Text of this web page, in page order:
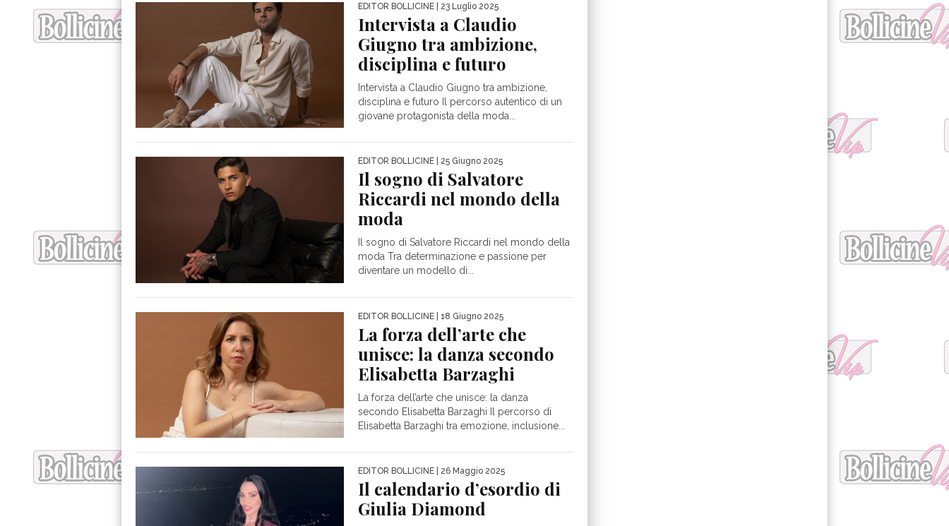
EDITOR BOLLICINE | 23 Luglio 2025
Intervista a Claudio
Giugno tra ambizione,
disciplina e futuro
Intervista a Claudio Giugno tra ambizione,
disciplina e futuro Il percorso autentico di un
giovane protagonista della moda...
EDITOR BOLLICINE | 25 Giugno 2025
Il sogno di Salvatore
Riccardi nel mondo della
moda
Il sogno di Salvatore Riccardi nel mondo della
moda Tra determinazione e passione per
diventare un modello di...
EDITOR BOLLICINE | 18 Giugno 2025
La forza dell’arte che
unisce: la danza secondo
Elisabetta Barzaghi
La forza dell’arte che unisce: la danza
secondo Elisabetta Barzaghi Il percorso di
Elisabetta Barzaghi tra emozione, inclusione...
EDITOR BOLLICINE | 26 Maggio 2025
Il calendario d’esordio di
Giulia Diamond